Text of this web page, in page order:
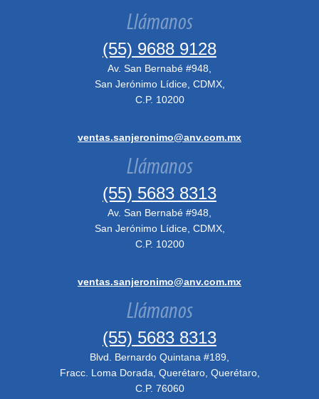
Llámanos
(55) 9688 9128
Av. San Bernabé #948,
San Jerónimo Lídice, CDMX,
C.P. 10200
ventas.sanjeronimo@anv.com.mx
Llámanos
(55) 5683 8313
Av. San Bernabé #948,
San Jerónimo Lídice, CDMX,
C.P. 10200
ventas.sanjeronimo@anv.com.mx
Llámanos
(55) 5683 8313
Blvd. Bernardo Quintana #189,
Fracc. Loma Dorada, Querétaro, Querétaro,
C.P. 76060